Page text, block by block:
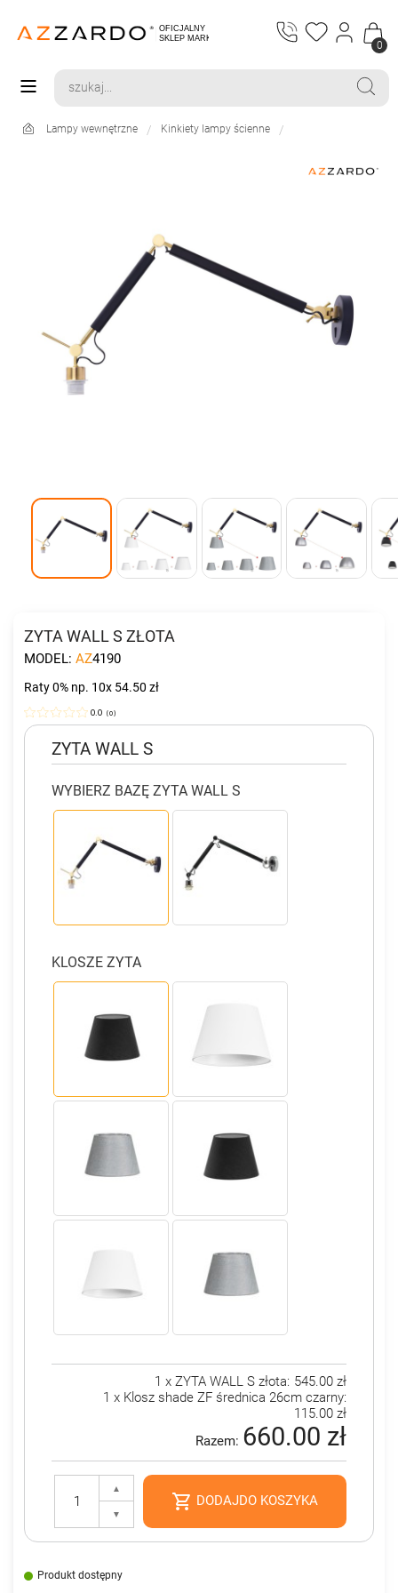
0
Lampy wewnętrzne Kinkiety lampy ścienne
ZYTA WALL S ZŁOTA
MODEL: AZ4190
Raty 0% np. 10x 54.50 zł
0.0 (0)
ZYTA WALL S
WYBIERZ BAZĘ ZYTA WALL S
KLOSZE ZYTA
1 x ZYTA WALL S złota: 545.00 zł
1 x Klosz shade ZF średnica 26cm czarny:
115.00 zł
Razem: 660.00 zł
▲
▼
 DODAJDO KOSZYKA
Produkt dostępny